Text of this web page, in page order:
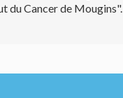
du Cancer de Mougins".